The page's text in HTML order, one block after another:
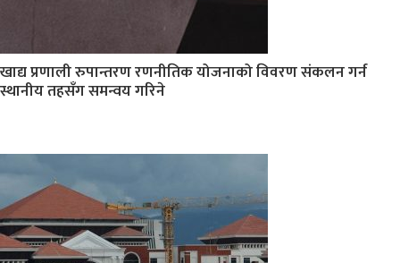
खाद्य प्रणाली रुपान्तरण रणनीतिक योजनाको विवरण संकलन गर्न
स्थानीय तहसँग समन्वय गरिने